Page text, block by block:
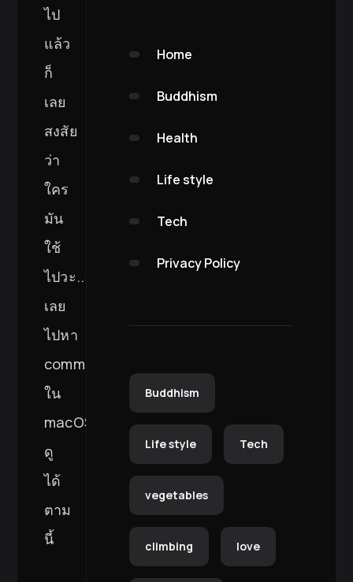
ไป
แล้ว
ก็
เลย
สงสัย
ว่า
ใคร
มัน
ใช้
ไปวะ...
เลย
ไปหา
command
ใน
macOS
ดู
ได้
ตาม
นี้
Home
Buddhism
Health
Life style
Tech
Privacy Policy
Buddhism
Life style Tech
vegetables
climbing love